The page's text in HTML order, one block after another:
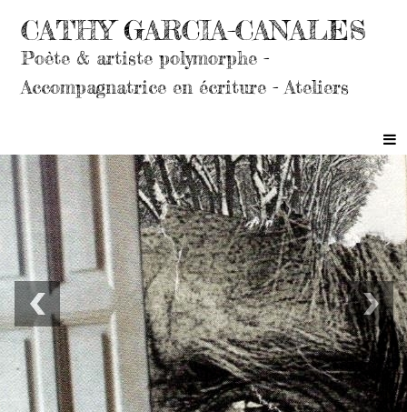
CATHY GARCIA-CANALES
Poète & artiste polymorphe -
Accompagnatrice en écriture - Ateliers